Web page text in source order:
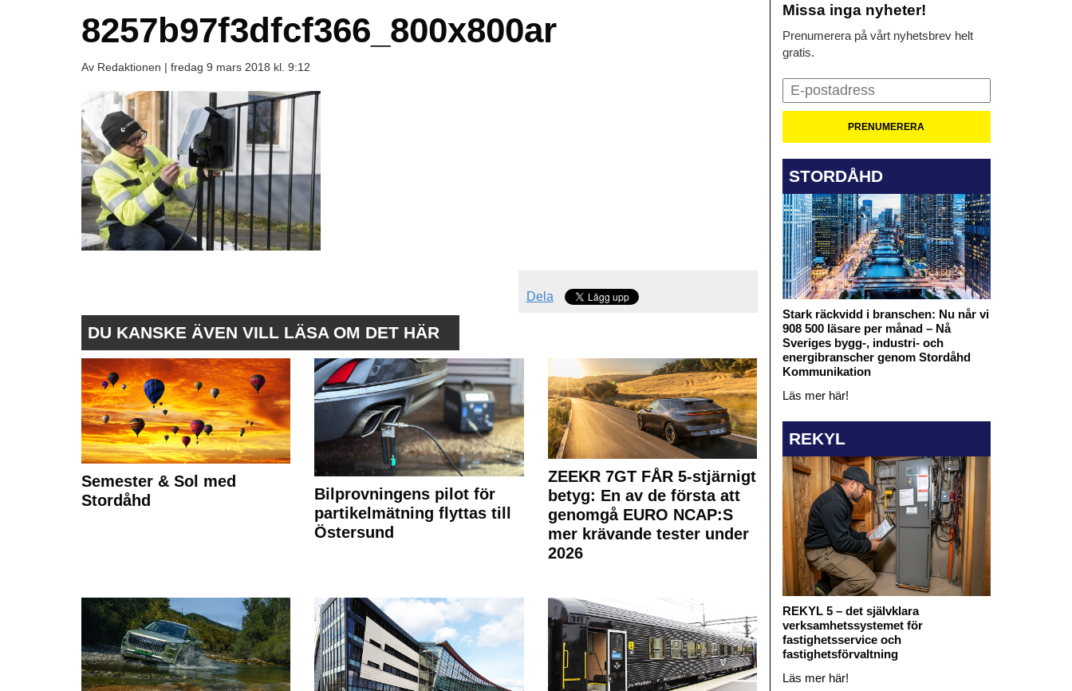
8257b97f3dfcf366_800x800ar
Av Redaktionen | fredag 9 mars 2018 kl. 9:12
Dela
DU KANSKE ÄVEN VILL LÄSA OM DET HÄR
Semester & Sol med
Stordåhd
Bilprovningens pilot för
partikelmätning flyttas till
Östersund
ZEEKR 7GT FÅR 5-stjärnigt
betyg: En av de första att
genomgå EURO NCAP:S
mer krävande tester under
2026
Missa inga nyheter!
Prenumerera på vårt nyhetsbrev helt
gratis.
STORDÅHD
Stark räckvidd i branschen: Nu når vi
908 500 läsare per månad – Nå
Sveriges bygg-, industri- och
energibranscher genom Stordåhd
Kommunikation
Läs mer här!
REKYL
REKYL 5 – det självklara
verksamhetssystemet för
fastighetsservice och
fastighetsförvaltning
Läs mer här!